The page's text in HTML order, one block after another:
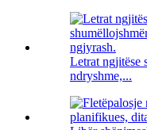
Letrat ngjitëse
ndryshme,...